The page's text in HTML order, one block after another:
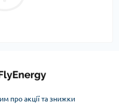
про акції та знижки